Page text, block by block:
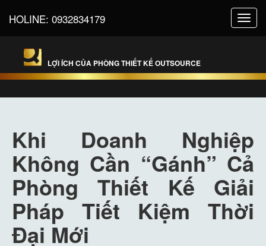
HOLINE: 0932834179
LỢI ÍCH CỦA PHÒNG THIẾT KẾ OUTSOURCE
Khi Doanh Nghiệp
Không Cần “Gánh” Cả
Phòng Thiết Kế Giải
Pháp Tiết Kiệm Thời
Đại Mới